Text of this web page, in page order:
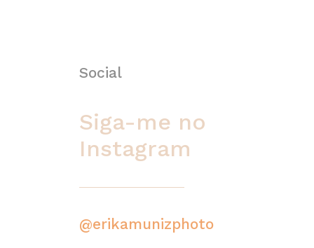
Social
Siga-me no
Instagram
@erikamunizphoto